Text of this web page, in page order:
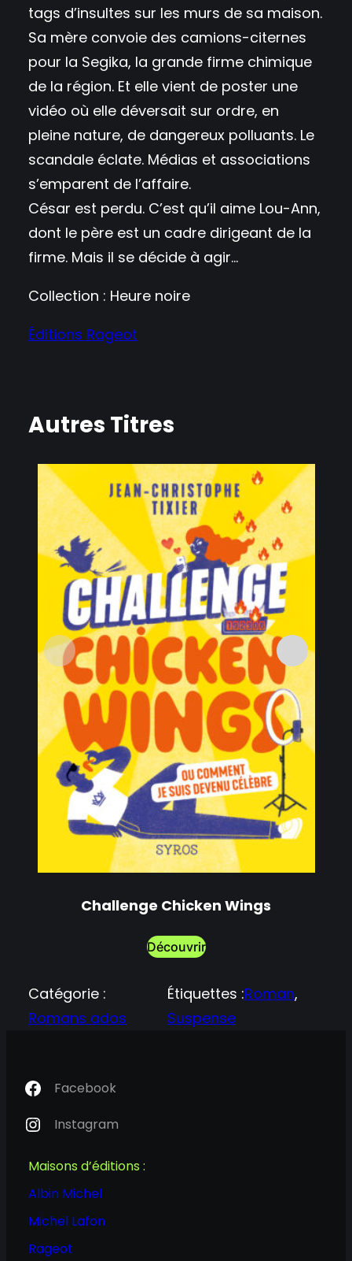
tags d’insultes sur les murs de sa maison.
Sa mère convoie des camions-citernes
pour la Segika, la grande firme chimique
de la région. Et elle vient de poster une
vidéo où elle déversait sur ordre, en
pleine nature, de dangereux polluants. Le
scandale éclate. Médias et associations
s’emparent de l’affaire.
César est perdu. C’est qu’il aime Lou-Ann,
dont le père est un cadre dirigeant de la
firme. Mais il se décide à agir…
Collection : Heure noire
Éditions Rageot
Autres Titres
Challenge Chicken Wings
Découvrir
Catégorie :
Romans ados
Étiquettes :Roman
Suspense
Facebook
Instagram
Maisons d’éditions :
Albin Michel
Michel Lafon
Rageot